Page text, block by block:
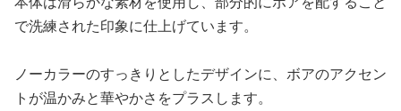
で洗練された印象に仕上げています。
ノーカラーのすっきりとしたデザインに、ボアのアクセン
トが温かみと華やかさをプラスします。